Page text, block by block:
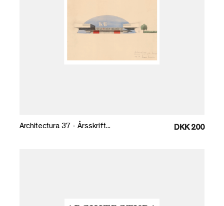
Architectura 37 - Årsskrift... DKK 200